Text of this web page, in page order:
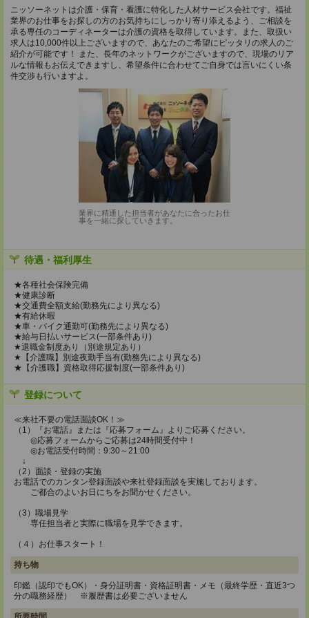
ニッソーネットは介護・保育・看護に特化した人材サービス会社です。福祉
業界のお仕事をお探しの方のお気持ちにしっかり寄り添えるよう、ご相談を
承る専任のコーディネーターは介護の資格を取得しています。また、取扱い
求人は10,000件以上ございますので、あなたのご希望にピッタリの求人のご
紹介が可能です！ また、長年のネットワークがございますので、現場のリア
ルな情報もお伝えできますし、希望条件に合わせてご自身では言いにくい条
件交渉も行いますよ。
業界に精通した担当者があなたに合ったお仕
事を一緒に探していきます。
待遇・福利厚生
★各種社会保険完備
★健康診断
★交通費全額支給(勤務先により異なる)
★有給休暇
★車・バイク通勤可(勤務先により異なる)
★給与日払いサービス(一部条件あり)
★退職金制度あり（別途規定あり）
★【介護職】別途夜勤手当有(勤務先により異なる)
★【介護職】資格取得応援制度(一部条件あり)
登録について
≪来社不要の電話面談OK！≫
（1）『お電話』または『応募フォーム』よりご応募ください。
◎応募フォームからご応募は24時間受付中！
◎お電話受付時間：9:30～21:00
↓
（2）面談・登録の実施
お電話でのカンタン登録面談や来社登録面談を実施しております。
ご都合のよいお日にちをお聞かせください。
（3）職場見学
専任担当者と実際に職場を見学できます。
（４）お仕事スタート！
持ち物
印鑑（認印でもOK）・身分証明書・資格証明書・メモ（最終学歴・直近3つ
分の職務経歴） ※履歴書は必要ございません